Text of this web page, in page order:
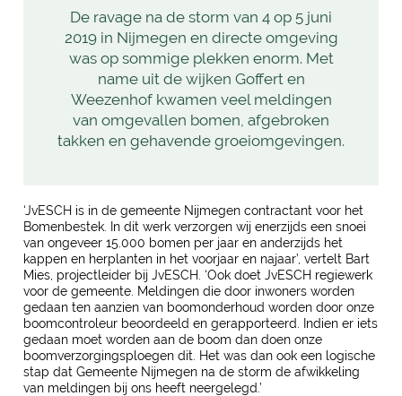
De ravage na de storm van 4 op 5 juni
2019 in Nijmegen en directe omgeving
was op sommige plekken enorm. Met
name uit de wijken Goffert en
Weezenhof kwamen veel meldingen
van omgevallen bomen, afgebroken
takken en gehavende groeiomgevingen.
‘JvESCH is in de gemeente Nijmegen contractant voor het
Bomenbestek. In dit werk verzorgen wij enerzijds een snoei
van ongeveer 15.000 bomen per jaar en anderzijds het
kappen en herplanten in het voorjaar en najaar’, vertelt Bart
Mies, projectleider bij JvESCH. ‘Ook doet JvESCH regiewerk
voor de gemeente. Meldingen die door inwoners worden
gedaan ten aanzien van boomonderhoud worden door onze
boomcontroleur beoordeeld en gerapporteerd. Indien er iets
gedaan moet worden aan de boom dan doen onze
boomverzorgingsploegen dit. Het was dan ook een logische
stap dat Gemeente Nijmegen na de storm de afwikkeling
van meldingen bij ons heeft neergelegd.’